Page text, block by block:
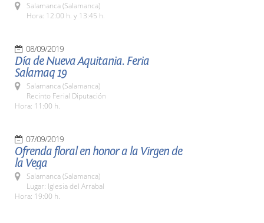
Salamanca (Salamanca)
Hora: 12:00 h. y 13:45 h.
08/09/2019
Día de Nueva Aquitania. Feria
Salamaq 19
Salamanca (Salamanca)
Recinto Ferial Diputación
Hora: 11:00 h.
07/09/2019
Ofrenda floral en honor a la Virgen de
la Vega
Salamanca (Salamanca)
Lugar: Iglesia del Arrabal
Hora: 19:00 h.